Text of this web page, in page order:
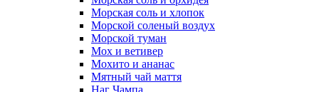
Морская соль и хлопок
Морской соленый воздух
Морской туман
Мох и ветивер
Мохито и ананас
Мятный чай маття
Наг Чампа